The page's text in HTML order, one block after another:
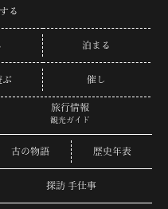
る
泊まる
ぶ 催し
旅行情報
観光ガイド
古の物語 歴史年表
探訪 手仕事